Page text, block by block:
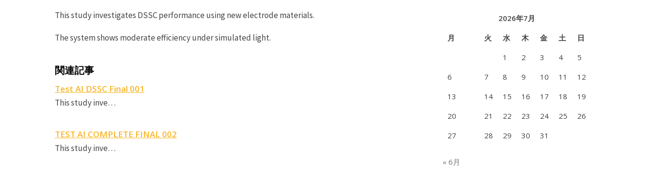
This study investigates DSSC performance using new electrode materials.
The system shows moderate efficiency under simulated light.
関連記事
Test AI DSSC Final 001
This study inve…
TEST AI COMPLETE FINAL 002
This study inve…
2026年7月
月
火 水 木 金 土
日
1
2 3 4
5
6
7 8 9 10 11
12
13
14 15 16 17 18
19
20
21 22 23 24 25
26
27
28 29 30 31
« 6月